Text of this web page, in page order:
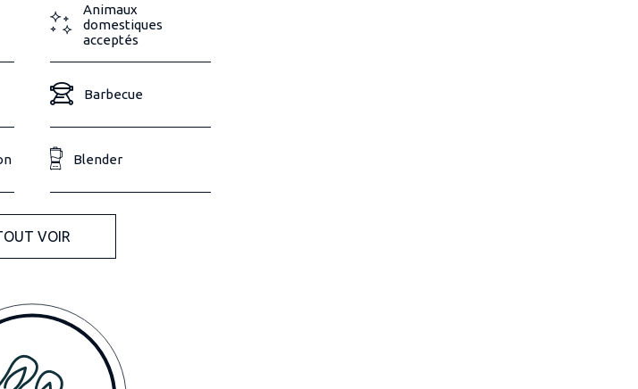
Animaux
domestiques
acceptés
Barbecue
Blender
VOIR